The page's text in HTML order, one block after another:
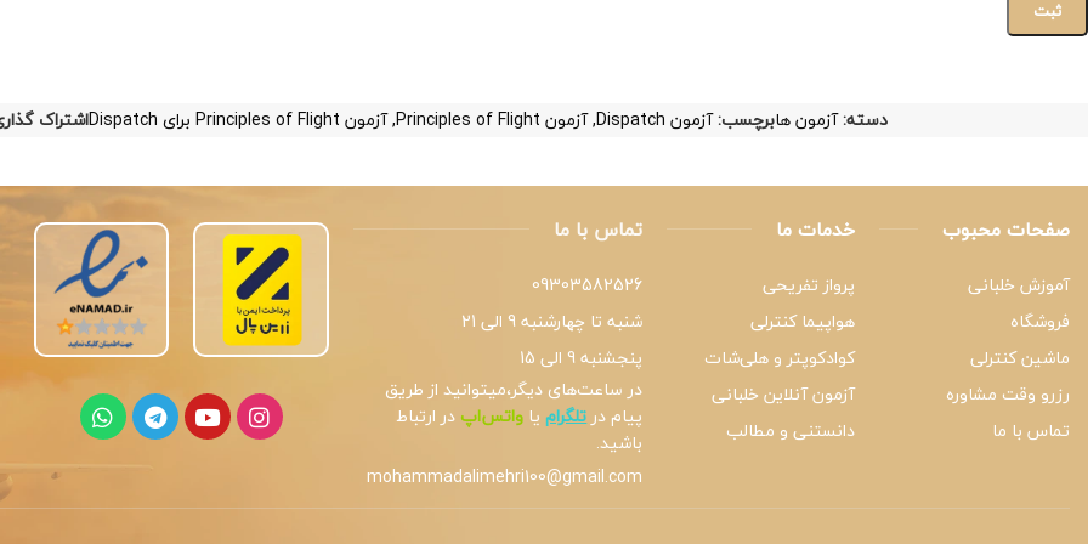
دسته: آزمون هابرچسب: آزمون Dispatch ,آزمون Principles of Flight ,آزمون Principles of Flight برای Dispatch اشتراک
صفحات محبوب
آموزش خلبانی
فروشگاه
ماشین کنترلی
رزرو وقت مشاوره
تماس با ما
خدمات ما
پرواز تفریحی
هواپیما کنترلی
کوادکوپتر و هلی‌شات
آزمون آنلاین خلبانی
دانستنی و مطالب
تماس با ما
09303582526
شنبه تا چهارشنبه 9 الی 21
پنجشنبه 9 الی 15
در ساعت‌های دیگر،میتوانید از طریق
پیام درتلگرام یا واتس‌اپ در ارتباط
باشید.
mohammadalimehri100@gmail.com